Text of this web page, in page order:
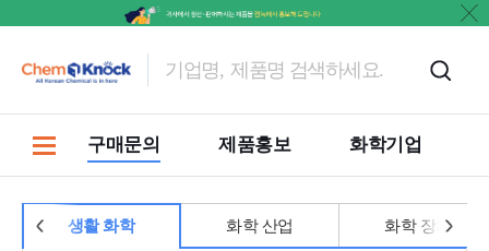
구매문의 제품홍보 화학기업
생활 화학 화학 산업 화학 장치